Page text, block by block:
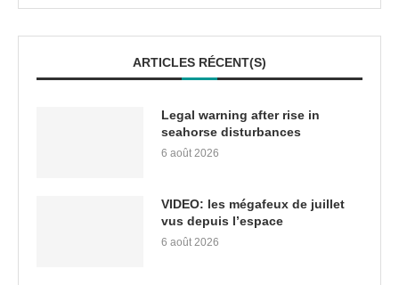
ARTICLES RÉCENT(S)
Legal warning after rise in
seahorse disturbances
6 août 2026
VIDEO: les mégafeux de juillet
vus depuis l’espace
6 août 2026